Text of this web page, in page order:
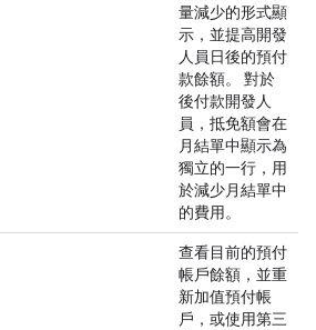
量減少的形式顯
示，並提高開發
人員日後的預付
款餘額。 對於
後付款開發人
員，抵免額會在
月結單中顯示為
獨立的一行，用
於減少月結單中
的費用。
查看目前的預付
帳戶餘額，並重
新加值預付帳
戶，或使用第三